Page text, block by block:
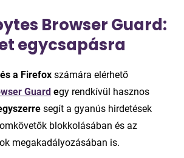
Browser Guard:
egycsapásra
a Firefox számára elérhető
Guard egy rendkívül hasznos
segít a gyanús hirdetések
blokkolásában és az
megakadályozásában is.